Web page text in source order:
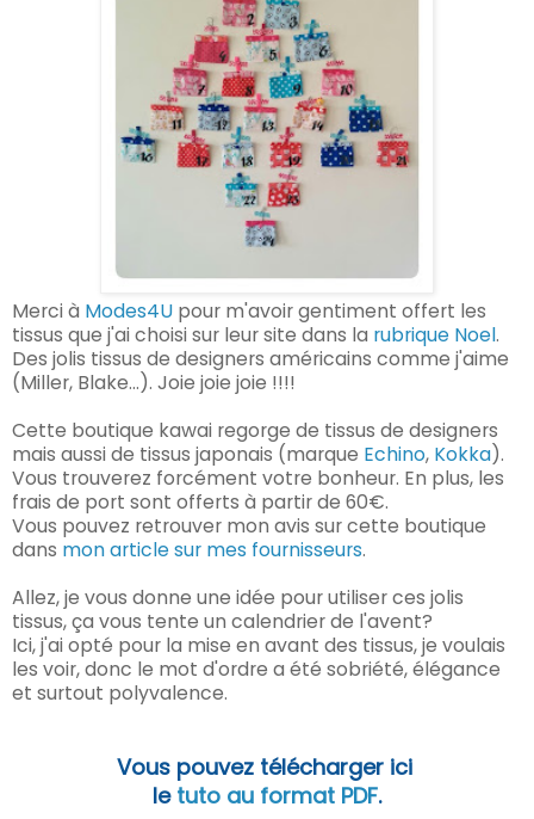
Merci à Modes4U pour m'avoir gentiment offert les
tissus que j'ai choisi sur leur site dans la rubrique Noel.
Des jolis tissus de designers américains comme j'aime
(Miller, Blake...). Joie joie joie !!!!
Cette boutique kawai regorge de tissus de designers
mais aussi de tissus japonais (marque Echino, Kokka).
Vous trouverez forcément votre bonheur. En plus, les
frais de port sont offerts à partir de 60€.
Vous pouvez retrouver mon avis sur cette boutique
dans mon article sur mes fournisseurs.
Allez, je vous donne une idée pour utiliser ces jolis
tissus, ça vous tente un calendrier de l'avent?
Ici, j'ai opté pour la mise en avant des tissus, je voulais
les voir, donc le mot d'ordre a été sobriété, élégance
et surtout polyvalence.
Vous pouvez télécharger ici
le tuto au format PDF.